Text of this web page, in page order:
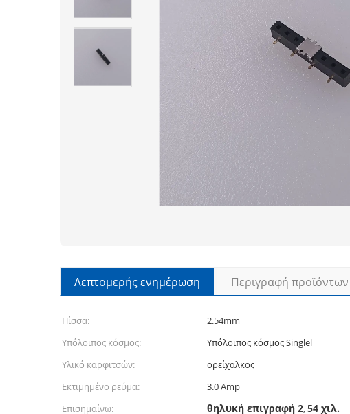
Λεπτομερής ενημέρωση Περιγραφή προϊόντων
Πίσσα: 2.54mm
Υπόλοιπος κόσμος:
Υπόλοιπος κόσμος Singlel
Υλικό καρφιτσών:
ορείχαλκος
Εκτιμημένο ρεύμα:
3.0 Amp
Επισημαίνω:
θηλυκή επιγραφή 2,54 χιλ.